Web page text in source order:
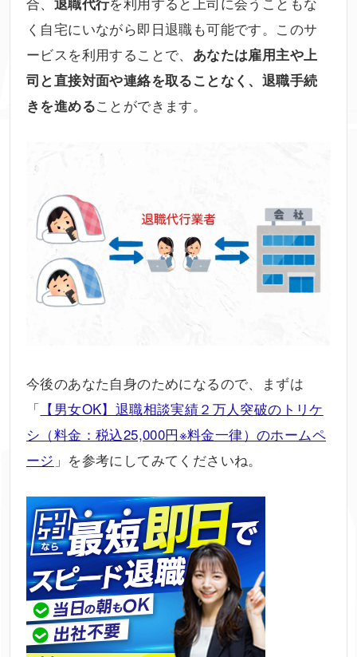
く自宅にいながら即日退職も可能です。このサ
ービスを利用することで、 あなたは雇用主や上
司と直接対面や連絡を取ることなく、退職手続
きを進めることができます。
今後のあなた自身のためになるので、まずは
「 【男女OK】退職相談実績２万人突破のトリケ
シ（料金：税込25,000円※料金一律）のホームペ
ージ 」を参考にしてみてくださいね。